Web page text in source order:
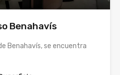
Benahavís
Benahavís, se encuentra